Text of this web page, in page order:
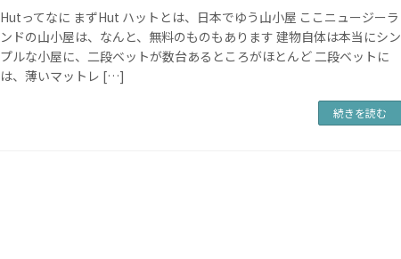
Hutってなに まずHut ハットとは、日本でゆう山小屋 ここニュージーラ
ンドの山小屋は、なんと、無料のものもあります 建物自体は本当にシン
プルな小屋に、二段ベットが数台あるところがほとんど 二段ベットに
は、薄いマットレ […]
続きを読む